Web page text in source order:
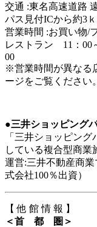
交通 :東名高速道路
パス見付ICから約3
営業時間 :お買い物/
レストラン 11：00
00
※営業時間が異なる
ージをご覧ください。
●三井ショッピング
「三井ショッピン
している複合型商業
運営:三井不動産商
式会社100％出資）
【 他 館 情 報 】
＜首 都 圏＞